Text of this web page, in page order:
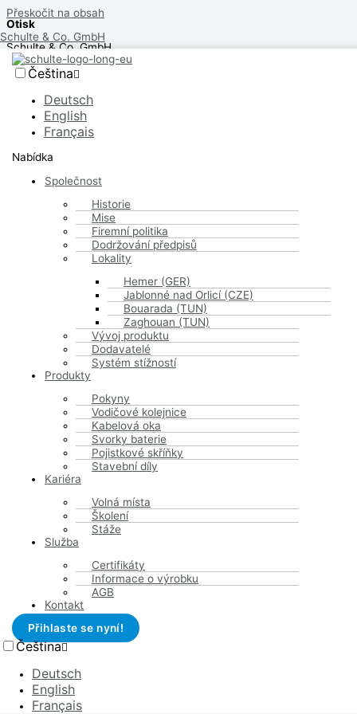
Přeskočit na obsah
Schulte & Co. GmbH
Čeština
Deutsch
English
Français
Nabídka
Společnost
Historie
Mise
Firemní politika
Dodržování předpisů
Lokality
Hemer (GER)
Jablonné nad Orlicí (CZE)
Bouarada (TUN)
Zaghouan (TUN)
Vývoj produktu
Dodavatelé
Systém stížností
Produkty
Pokyny
Vodičové kolejnice
Kabelová oka
Svorky baterie
Pojistkové skříňky
Stavební díly
Kariéra
Volná místa
Školení
Stáže
Služba
Certifikáty
Informace o výrobku
AGB
Kontakt
Přihlaste se nyní!
Čeština
Deutsch
English
Français
Otisk
Schulte & Co. GmbH
An der Iserkuhle 26/31
58675 Hemer
Obchodní rejstřík: HRB 728
Rejstříkový soud: Iserlohn
Zastoupená:
Kontakt
Telefon: 02372 / 965-300
Fax: 02372 / 965-333
E-mail: info[at]schulte-co.de
ID pro daň z prodeje
Identifikační číslo pro daň z obratu podle § 27a zákona o dani z
Redakční odpovědnost
Regina Schulte
Řešení spotřebitelských sporů/univerzální
rozhodčí centrum
Nejsme ochotni ani povinni účastnit se řízení o řešení sporů před
spotřebitelskou rozhodčí komisí.
+49 (0)2372 / 965-300
info@schulte-co.de
Nabídka
Otisk
Ochrana údajů
Směrnice o souborech cookie (EU)
AGB
Schulte & Co. GmbH 2023